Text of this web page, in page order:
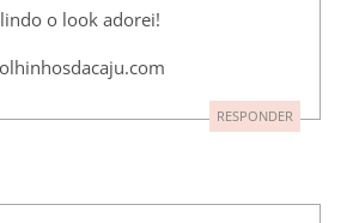
o look adorei!
RESPONDER